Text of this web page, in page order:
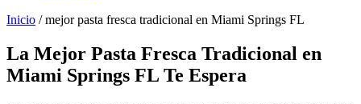
Inicio / mejor pasta fresca tradicional en Miami Springs FL
La Mejor Pasta Fresca Tradicional en
Miami Springs FL Te Espera